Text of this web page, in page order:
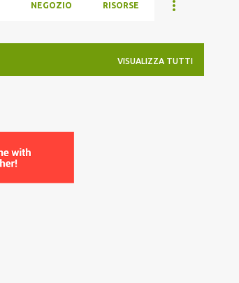
NEGOZIO RISORSE
VISUALIZZA TUTTI